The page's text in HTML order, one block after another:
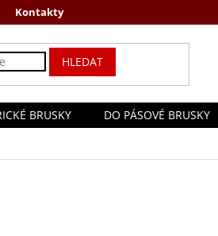
Kontakty
HLEDAT
BRUSKY DO PÁSOVÉ BRUSKY